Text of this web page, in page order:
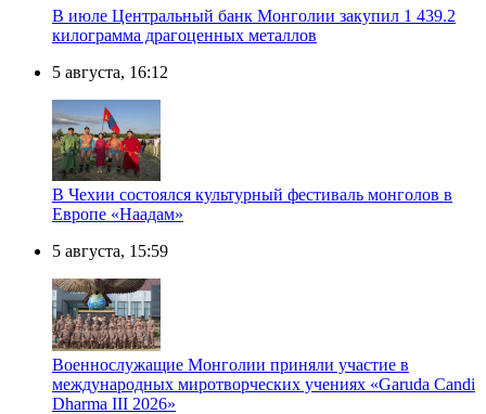
В июле Центральный банк Монголии закупил 1 439.2
килограмма драгоценных металлов
5 августа, 16:12
В Чехии состоялся культурный фестиваль монголов в
Европе «Наадам»
5 августа, 15:59
Военнослужащие Монголии приняли участие в
международных миротворческих учениях «Garuda Candi
Dharma III 2026»